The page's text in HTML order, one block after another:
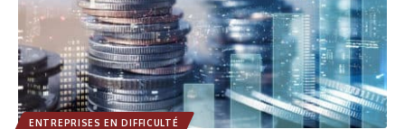
ENTREPRISES EN DIFFICULTÉ